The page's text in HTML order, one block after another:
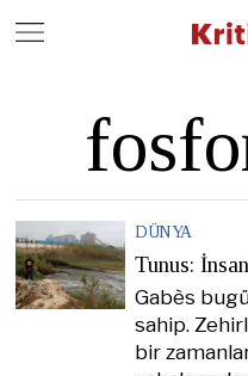
DÜNYA
Tunus:
Gabès
sahip.
bir